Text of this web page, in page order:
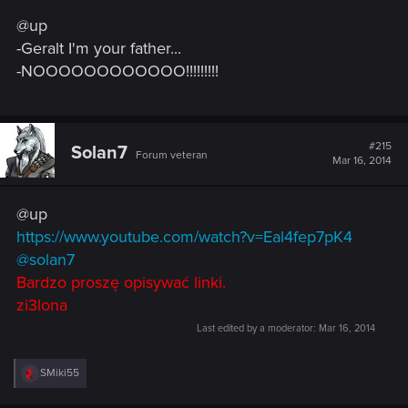
:
@up
-Geralt I'm your father...
-NOOOOOOOOOOOO!!!!!!!!!
Solan7 Forum veteran
#215
Mar 16, 2014
@up
https://www.youtube.com/watch?v=Eal4fep7pK4
@solan7
Bardzo proszę opisywać linki.
zi3lona
Last edited by a moderator: Mar 16, 2014
R
e
SMiki55